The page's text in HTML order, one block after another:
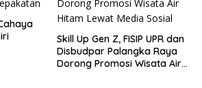
Skill Up Gen Z, FISIP UPR dan
Disbudpar Palangka Raya
Dorong Promosi Wisata Air